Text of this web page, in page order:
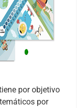
por objetivo
por